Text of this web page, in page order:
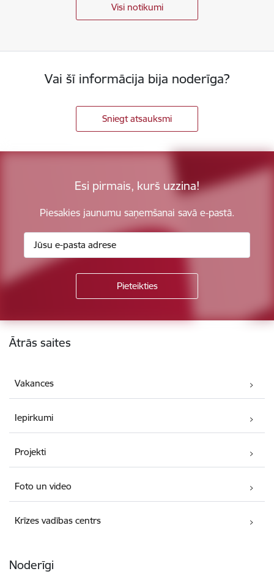
Visi notikumi
Vai šī informācija bija noderīga?
Sniegt atsauksmi
Esi pirmais, kurš uzzina!
Piesakies jaunumu saņemšanai savā e-pastā.
Kājene
Ātrās saites
Vakances
Iepirkumi
Projekti
Foto un video
Krīzes vadības centrs
Noderīgi